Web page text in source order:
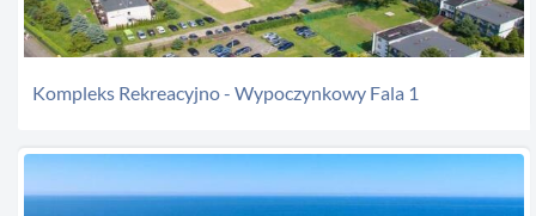
Kompleks Rekreacyjno - Wypoczynkowy Fala 1